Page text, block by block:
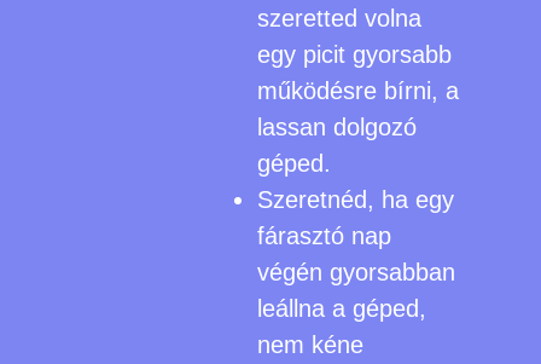
szeretted volna
egy picit gyorsabb
működésre bírni, a
lassan dolgozó
géped.
Szeretnéd, ha egy
fárasztó nap
végén gyorsabban
leállna a géped,
nem kéne